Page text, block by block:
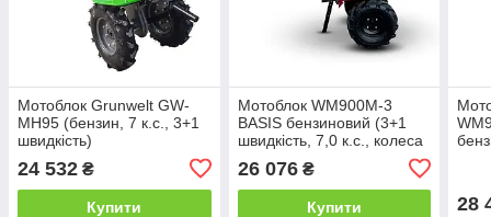
Мотоблок Grunwelt GW-
MH95 (бензин, 7 к.с., 3+1
швидкість)
24 532 ₴
Купити
Мотоблок WM900M-3
BASIS бензиновий (3+1
швидкість, 7,0 к.с., колеса
26 076₴
Купити 28